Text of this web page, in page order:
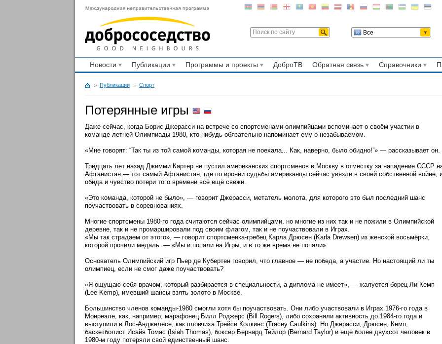
Все
Новости Публикации Программы и проекты ДоброТВ Обратная связь Справочники
Публикации Спорт
Потерянные игры
Даже сейчас, когда Борис Джерасси на встрече со спортсменами-олимпийцами вспоминает о своём участии в
команде летней Олимпиады-1980, кто-нибудь обязательно напоминает ему о незабываемом.
«Мне говорят: “Так ты из той самой команды, которая не поехала... Как, наверно, было обидно!”» — рассказывает он.
Тридцать лет назад Джимми Картер не пустил американских спортсменов в Москву в отместку за нападение СССР
Афганистан — тот самый Афганистан, где по иронии судьбы американцы сейчас увязли в своей собственной войне,
обида и чувство потери того времени всё ещё свежи.
«Это команда, которой не было», — говорит Джерасси, метатель молота, для которого это был последний шанс
поучаствовать в соревнованиях.
Многие спортсмены 1980-го года считаются сейчас олимпийцами, но многие из них так и не пожили в Олимпийской
деревне, так и не промаршировали под своим флагом, так и не поучаствовали в Играх.
«Мы так страдаем от этого», — говорит спортсменка-гребец Карла Дрюсен (Karla Drewsen) из женской восьмёрки,
которой прочили медаль. — «Мы и попали на Игры, и в то же время не попали».
Основатель Олимпийский игр Пьер де Кубертен говорил, что главное — не победа, а участие. Но настоящий ли ты
олимпиец, если не смог даже поучаствовать?
«Я ощущаю себя врачом, который разбирается в специальности, а диплома не имеет», — жалуется борец Ли Кемп
(Lee Kemp), имевший шансы взять золото в Москве.
Большинство членов команды-1980 смогли хотя бы поучаствовать. Они либо участвовали в Играх 1976-го года в
Монреале, как, например, марафонец Билл Роджерс (Bill Rogers), либо сохраняли активность до 1984-го года и
выступили в Лос-Анджелесе, как пловчиха Трейси Колкинс (Tracey Caulkins). Но Джерасси, Дрюсен, Кемп,
баскетболист Исайя Томас (Isiah Thomas), боксёр Бернард Тейлор (Bernard Taylor) и ещё более двухсот человек в
1980-м году потеряли свой единственный шанс.